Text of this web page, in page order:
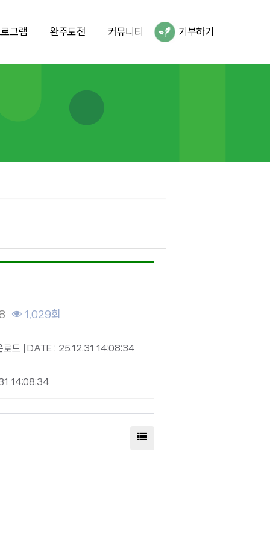
그램 완주도전 커뮤니티 기부하기
1,029회
로드 | DATE : 25.12.31 14:08:34
14:08:34